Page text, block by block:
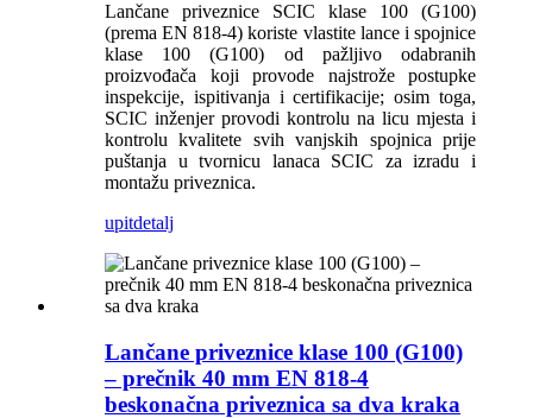
Lančane priveznice SCIC klase 100 (G100)
(prema EN 818-4) koriste vlastite lance i spojnice
klase 100 (G100) od pažljivo odabranih
proizvođača koji provode najstrože postupke
inspekcije, ispitivanja i certifikacije; osim toga,
SCIC inženjer provodi kontrolu na licu mjesta i
kontrolu kvalitete svih vanjskih spojnica prije
puštanja u tvornicu lanaca SCIC za izradu i
montažu priveznica.
upitdetalj
Lančane priveznice klase 100 (G100)
– prečnik 40 mm EN 818-4
beskonačna priveznica sa dva kraka